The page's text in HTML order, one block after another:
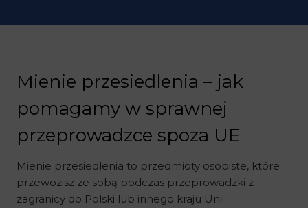
Mienie przesiedlenia – jak
pomagamy w sprawnej
przeprowadzce spoza UE
Mienie przesiedlenia to przedmioty osobiste, które
przewozisz ze sobą podczas przeprowadzki z
zagranicy do Polski lub innego kraju Unii